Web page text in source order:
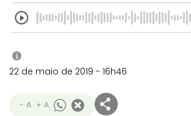
i
22 de maio de 2019 - 16h46
- A + A